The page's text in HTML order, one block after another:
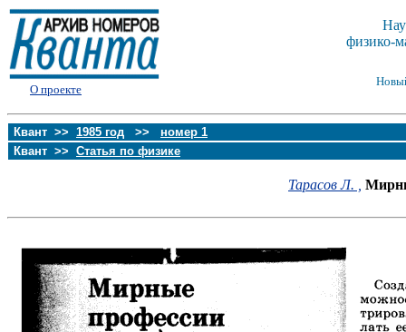
О проекте
физико-
Квант >> 1985 год >> номер 1
Квант >> Статья по физике
Тарасов Л. ,